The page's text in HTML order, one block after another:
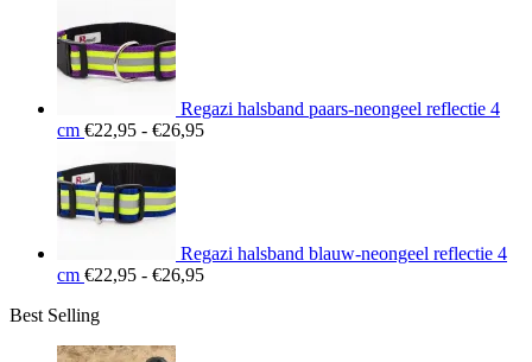
Regazi halsband paars-neongeel reflectie 4
cm €22,95 - €26,95Prijsklasse:
Regazi halsband blauw-neongeel reflectie 4
cm €22,95 - €26,95Prijsklasse:
Best Selling